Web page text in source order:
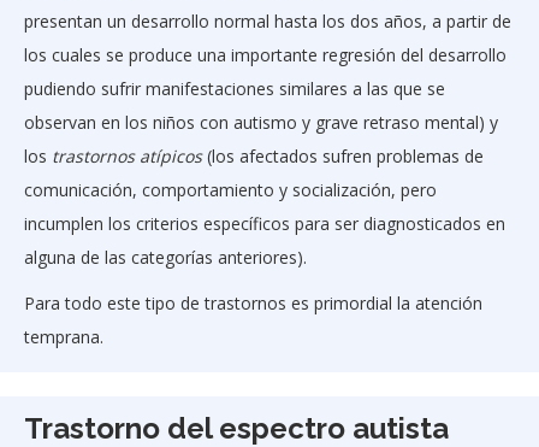
presentan un desarrollo normal hasta los dos años, a partir de
los cuales se produce una importante regresión del desarrollo
pudiendo sufrir manifestaciones similares a las que se
observan en los niños con autismo y grave retraso mental) y
los trastornos atípicos(los afectados sufren problemas de
comunicación, comportamiento y socialización, pero
incumplen los criterios específicos para ser diagnosticados en
alguna de las categorías anteriores).
Para todo este tipo de trastornos es primordial la atención
temprana.
Trastorno del espectro autista